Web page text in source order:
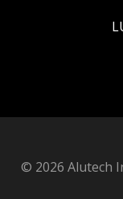
© 2026 Alutech